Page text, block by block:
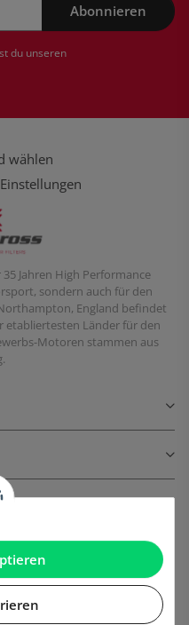
Abonnieren
du unseren
wählen
Jahren High Performance
sondern auch für den
England befindet
etabliertesten Länder für den
Motoren stammen aus